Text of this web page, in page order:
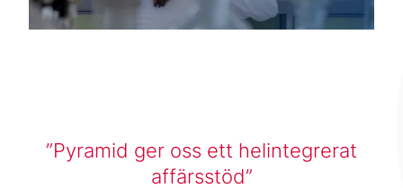
Pyramid ger oss ett helintegrerat
affärsstöd